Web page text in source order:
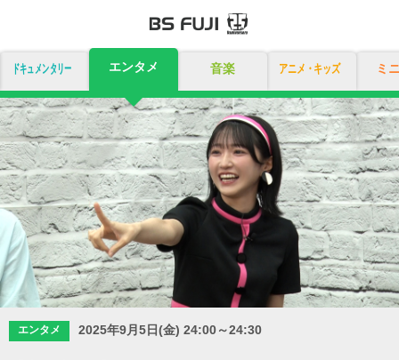
ドキュメンタリー エンタメ 音楽 アニメ・キッズ ミ
エンタメ 2025年9月5日(金) 24:00～24:30